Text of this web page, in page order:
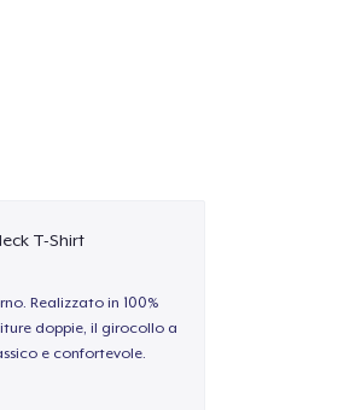
T-Shirt
Realizzato in 100%
doppie, il girocollo a
e confortevole.